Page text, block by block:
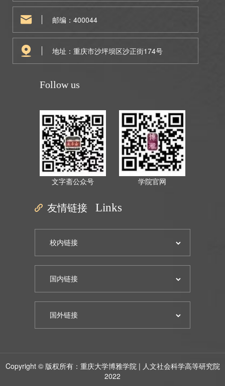
邮编：400044
地址：重庆市沙坪坝区沙正街174号
Follow us
文字斋公众号 学院官网
友情链接 Links
Copyright © 版权所有：重庆大学博雅学院 | 人文社会科学高等研究院
2022